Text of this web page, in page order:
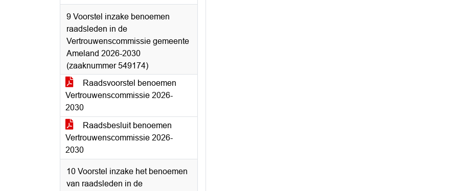
9 Voorstel inzake benoemen
raadsleden in de
Vertrouwenscommissie gemeente
Ameland 2026-2030
(zaaknummer 549174)
Raadsvoorstel benoemen
Vertrouwenscommissie 2026-
2030
Raadsbesluit benoemen
Vertrouwenscommissie 2026-
2030
10 Voorstel inzake het benoemen
van raadsleden in de